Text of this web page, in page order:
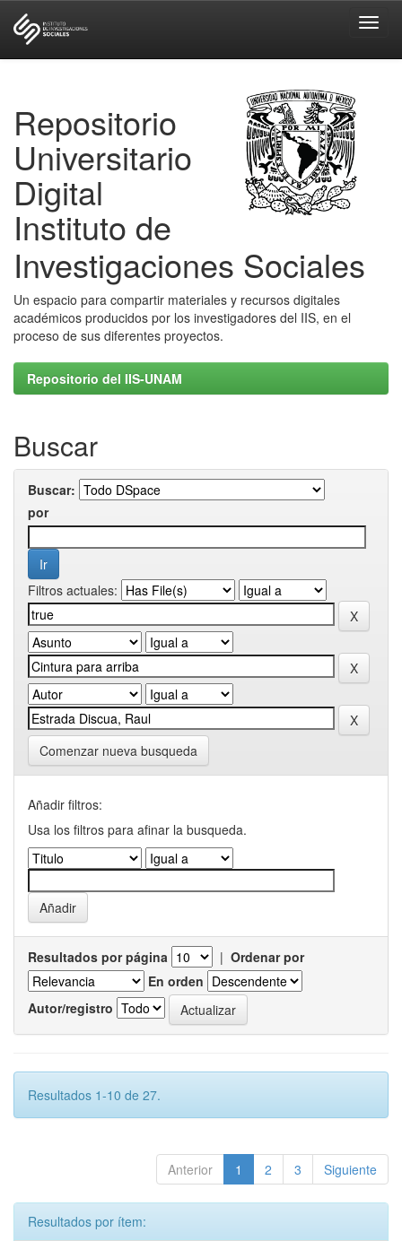
Repositorio
Universitario
Digital
Instituto de
Investigaciones Sociales
Un espacio para compartir materiales y recursos digitales
académicos producidos por los investigadores del IIS, en el
proceso de sus diferentes proyectos.
Repositorio del IIS-UNAM
Buscar
Buscar:
por
Filtros actuales:
Comenzar nueva busqueda
Añadir filtros:
Usa los filtros para afinar la busqueda.
Resultados por página | Ordenar por
En orden
Autor/registro
Resultados 1-10 de 27.
Anterior 1 2 3 Siguiente
Resultados por ítem: